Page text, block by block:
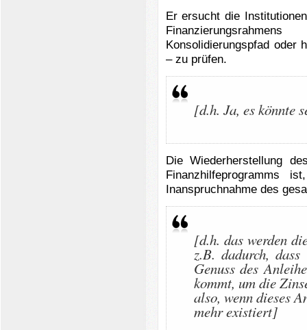
Er ersucht die
Konsolidierungspfad oder
– zu prüfen.
[d.h. Ja, es könnte
Die Wiederherstellung
Finanzhilfeprogramms
Inanspruchnahme des
[d.h. das werden
z.B. dadurch,
Genuss des
kommt, um die
also, wenn dieses
mehr existiert]